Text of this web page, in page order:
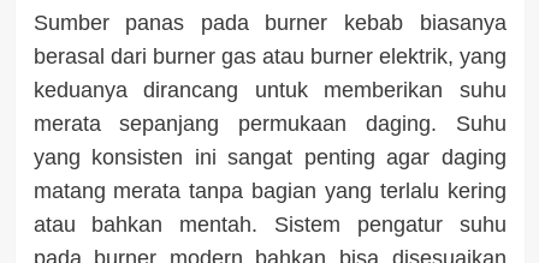
Sumber panas pada burner kebab biasanya
berasal dari burner gas atau burner elektrik, yang
keduanya dirancang untuk memberikan suhu
merata sepanjang permukaan daging. Suhu
yang konsisten ini sangat penting agar daging
matang merata tanpa bagian yang terlalu kering
atau bahkan mentah. Sistem pengatur suhu
pada burner modern bahkan bisa disesuaikan